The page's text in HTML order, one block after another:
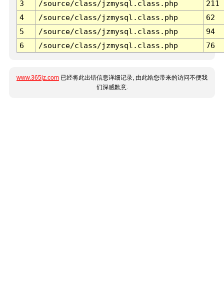
3 /source/class/jzmysql.class.php
211
4
/source/class/jzmysql.class.php
62
5
/source/class/jzmysql.class.php
94
6
/source/class/jzmysql.class.php 76
www.365jz.com 已经将此出错信息详细记录, 由此给您带来的访问不便我
们深感歉意.